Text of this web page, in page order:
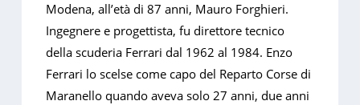
Modena, all’età di 87 anni, Mauro Forghieri.
Ingegnere e progettista, fu direttore tecnico
della scuderia Ferrari dal 1962 al 1984. Enzo
Ferrari lo scelse come capo del Reparto Corse di
Maranello quando aveva solo 27 anni, due anni